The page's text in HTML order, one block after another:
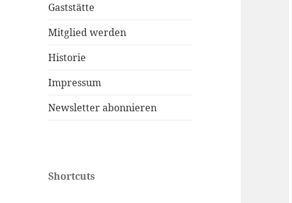
Gaststätte
Mitglied werden
Historie
Impressum
Newsletter abonnieren
Shortcuts